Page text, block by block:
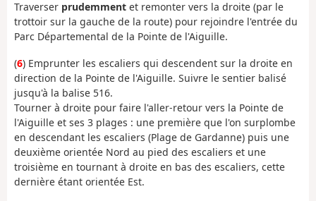
Traverser prudemment et remonter vers la droite (par le
trottoir sur la gauche de la route) pour rejoindre l'entrée du
Parc Départemental de la Pointe de l'Aiguille.
(6) Emprunter les escaliers qui descendent sur la droite en
direction de la Pointe de l'Aiguille. Suivre le sentier balisé
jusqu'à la balise 516.
Tourner à droite pour faire l'aller-retour vers la Pointe de
l'Aiguille et ses 3 plages : une première que l'on surplombe
en descendant les escaliers (Plage de Gardanne) puis une
deuxième orientée Nord au pied des escaliers et une
troisième en tournant à droite en bas des escaliers, cette
dernière étant orientée Est.